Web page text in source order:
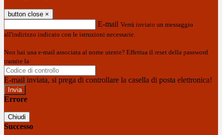
button close ×
E-mail Verrà inviato un messaggio
all'indirizzo indicato con le istruzioni necessarie.
Non hai una e-mail associata al nome utente? Effettua il reset della password
tramite la
E-mail inviata, si prega di controllare la casella di posta elettronica!
Errore
Chiudi
Successo